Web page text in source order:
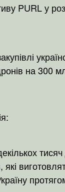
PURL у
на 300